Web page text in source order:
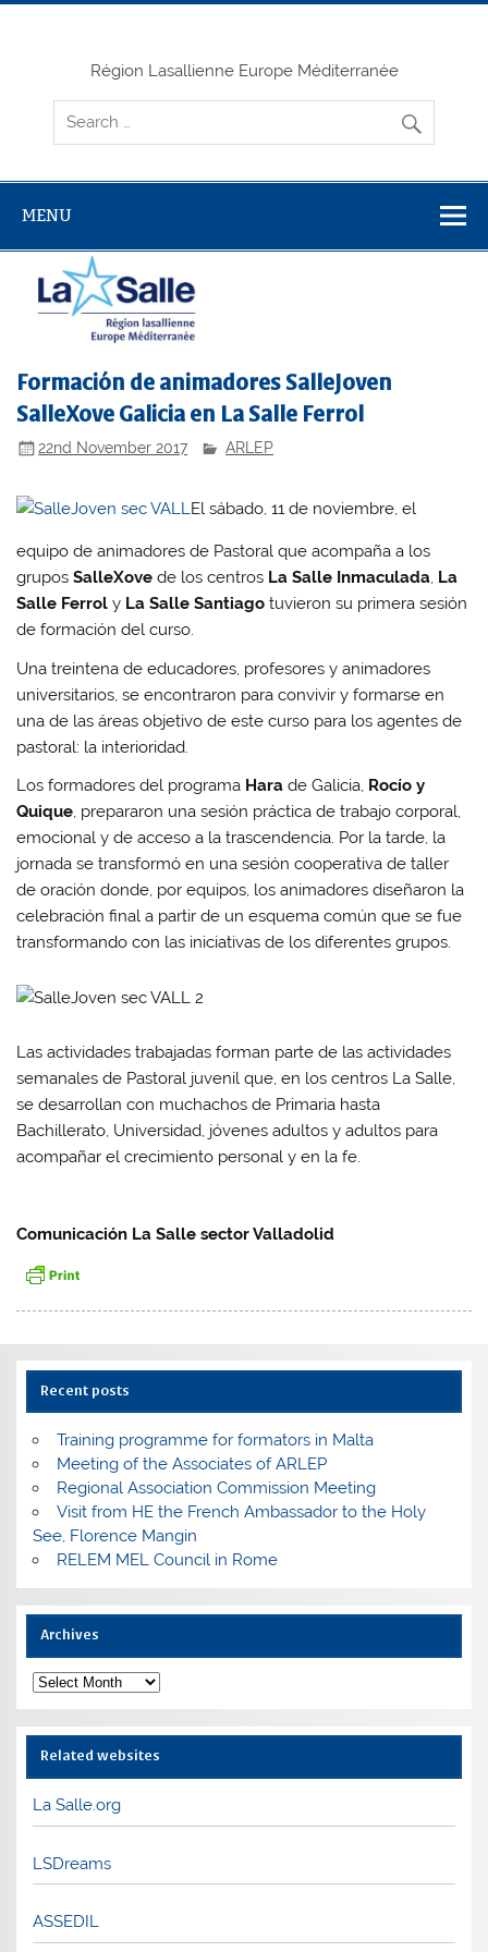
Skip
Région Lasallienne Europe Méditerranée
MENU
Formación de animadores SalleJoven
SalleXove Galicia en La Salle Ferrol
22nd November 2017 ARLEP
El sábado, 11 de noviembre, el
equipo de animadores de Pastoral que acompaña a los
gruposSalleXove de los centros La Salle Inmaculada, La
Salle Ferrol y La Salle Santiago tuvieron su primera sesión
de formación del curso.
Una treintena de educadores, profesores y animadores
universitarios, se encontraron para convivir y formarse en
una de las áreas objetivo de este curso para los agentes de
pastoral: la interioridad.
Los formadores del programa Hara de Galicia, Rocío y
Quique, prepararon una sesión práctica de trabajo corporal,
emocional y de acceso a la trascendencia. Por la tarde, la
jornada se transformó en una sesión cooperativa de taller
de oración donde, por equipos, los animadores diseñaron la
celebración final a partir de un esquema común que se fue
transformando con las iniciativas de los diferentes grupos.
Las actividades trabajadas forman parte de las actividades
semanales de Pastoral juvenil que, en los centros La Salle,
se desarrollan con muchachos de Primaria hasta
Bachillerato, Universidad, jóvenes adultos y adultos para
acompañar el crecimiento personal y en la fe.
Comunicación La Salle sector Valladolid
Recent posts
Training programme for formators in Malta
Meeting of the Associates of ARLEP
Regional Association Commission Meeting
Visit from HE the French Ambassador to the Holy
See, Florence Mangin
RELEM MEL Council in Rome
Archives
Archives
Related websites
La Salle.org
LSDreams
ASSEDIL